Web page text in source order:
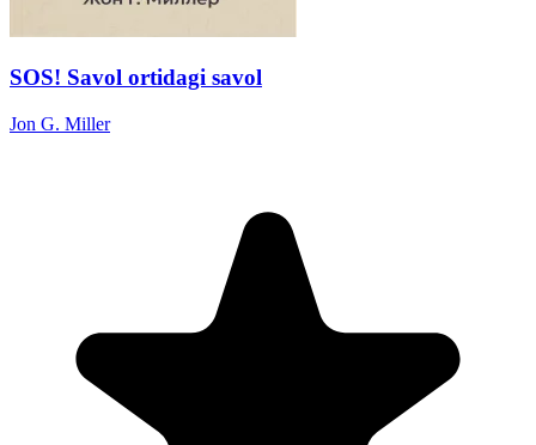
SOS! Savol ortidagi savol
Jon G. Miller